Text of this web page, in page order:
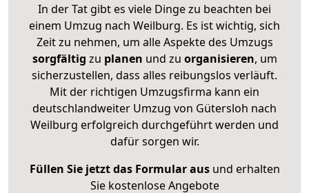
In der Tat gibt es viele Dinge zu beachten bei
einem Umzug nach Weilburg. Es ist wichtig, sich
Zeit zu nehmen, um alle Aspekte des Umzugs
sorgfältig zu planen und zu organisieren, um
sicherzustellen, dass alles reibungslos verläuft.
Mit der richtigen Umzugsfirma kann ein
deutschlandweiter Umzug von Gütersloh nach
Weilburg erfolgreich durchgeführt werden und
dafür sorgen wir.
Füllen Sie jetzt das Formular ausund erhalten
Sie kostenlose Angebote